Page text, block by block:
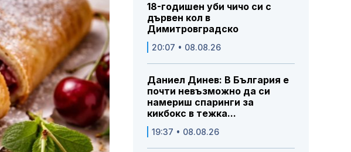
18-годишен уби чичо си с
дървен кол в
Димитровградско
20:07 • 08.08.26
Даниел Динев: В България е
почти невъзможно да си
намериш спаринги за
кикбокс в тежка...
19:37 • 08.08.26